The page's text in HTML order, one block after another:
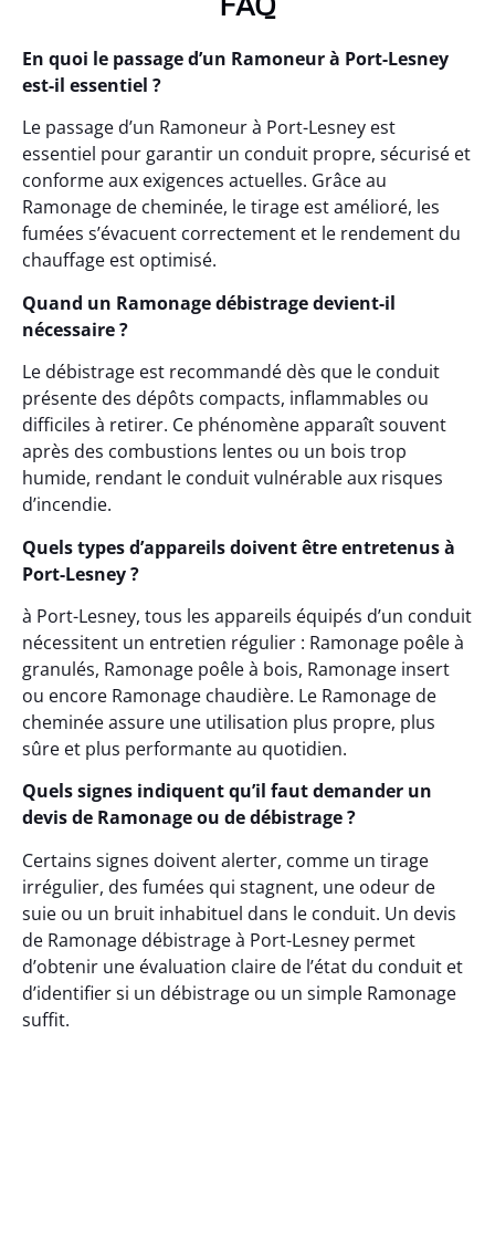
En quoi le passage d’un Ramoneur à Port-Lesney
est-il essentiel ?
Le passage d’un Ramoneur à Port-Lesney est
essentiel pour garantir un conduit propre, sécurisé et
conforme aux exigences actuelles. Grâce au
Ramonage de cheminée, le tirage est amélioré, les
fumées s’évacuent correctement et le rendement du
chauffage est optimisé.
Quand un Ramonage débistrage devient-il
nécessaire ?
Le débistrage est recommandé dès que le conduit
présente des dépôts compacts, inflammables ou
difficiles à retirer. Ce phénomène apparaît souvent
après des combustions lentes ou un bois trop
humide, rendant le conduit vulnérable aux risques
d’incendie.
Quels types d’appareils doivent être entretenus à
Port-Lesney ?
à Port-Lesney, tous les appareils équipés d’un conduit
nécessitent un entretien régulier : Ramonage poêle à
granulés, Ramonage poêle à bois, Ramonage insert
ou encore Ramonage chaudière. Le Ramonage de
cheminée assure une utilisation plus propre, plus
sûre et plus performante au quotidien.
Quels signes indiquent qu’il faut demander un
devis de Ramonage ou de débistrage ?
Certains signes doivent alerter, comme un tirage
irrégulier, des fumées qui stagnent, une odeur de
suie ou un bruit inhabituel dans le conduit. Un devis
de Ramonage débistrage à Port-Lesney permet
d’obtenir une évaluation claire de l’état du conduit et
d’identifier si un débistrage ou un simple Ramonage
suffit.